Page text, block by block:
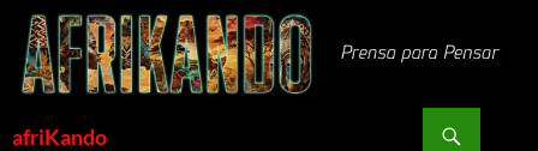
Saltar
contenido
afriKando